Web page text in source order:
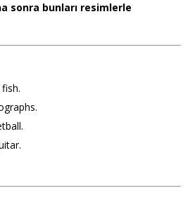
sonra bunları resimlerle